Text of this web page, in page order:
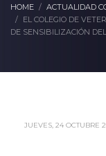
HOME
ACTUALIDAD
EL COLEGIO DE
DE SENSIBILIZACIÓN
JUEVES, 24 OCTUBRE